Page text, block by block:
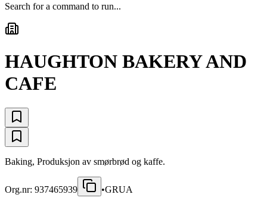
Search for a command to run...
HAUGHTON BAKERY AND
CAFE
Baking, Produksjon av smørbrød og kaffe.
Org.nr: 937465939 •GRUA